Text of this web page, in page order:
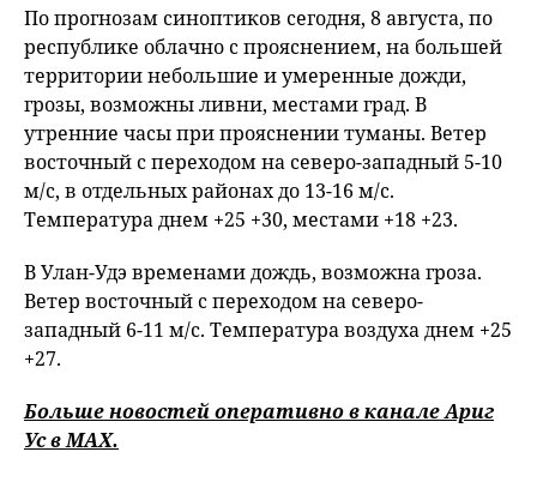
По прогнозам синоптиков сегодня, 8 августа, по
республике облачно с прояснением, на большей
территории небольшие и умеренные дожди,
грозы, возможны ливни, местами град. В
утренние часы при прояснении туманы. Ветер
восточный с переходом на северо-западный 5-10
м/с, в отдельных районах до 13-16 м/с.
Температура днем +25 +30, местами +18 +23.
В Улан-Удэ временами дождь, возможна гроза.
Ветер восточный с переходом на северо-
западный 6-11 м/с. Температура воздуха днем +25
+27.
Больше новостей оперативно в канале Ариг
Ус вMAХ.